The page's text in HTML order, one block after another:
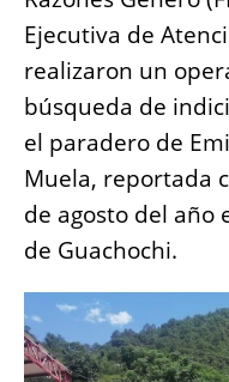
o
o
k
p
p
Ejecutiva de
realizaron un
búsqueda de
el paradero de
Muela, reportada
de agosto del año
de Guachochi.